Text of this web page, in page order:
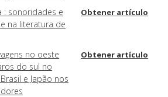
: sonoridades e
na literatura de
Obtener artículo
no oeste
do sul no
e Japão nos
Obtener artículo